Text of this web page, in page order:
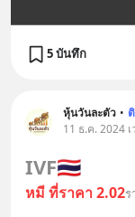
5 บันทึก
หุ้นวันละตัว •
11 ธ.ค. 2024
IVF🇹🇭
หมี ที่ราคา 2.02ร